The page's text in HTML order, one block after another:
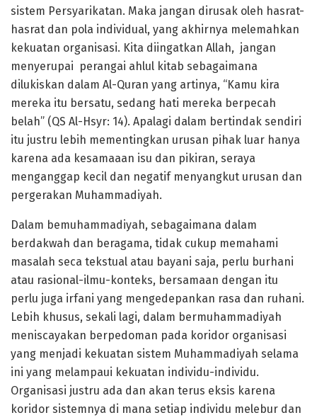
sistem Persyarikatan. Maka jangan dirusak oleh hasrat-
hasrat dan pola individual, yang akhirnya melemahkan
kekuatan organisasi. Kita diingatkan Allah, jangan
menyerupai perangai ahlul kitab sebagaimana
dilukiskan dalam Al-Quran yang artinya, “Kamu kira
mereka itu bersatu, sedang hati mereka berpecah
belah” (QS Al-Hsyr: 14). Apalagi dalam bertindak sendiri
itu justru lebih mementingkan urusan pihak luar hanya
karena ada kesamaaan isu dan pikiran, seraya
menganggap kecil dan negatif menyangkut urusan dan
pergerakan Muhammadiyah.
Dalam bemuhammadiyah, sebagaimana dalam
berdakwah dan beragama, tidak cukup memahami
masalah seca tekstual atau bayani saja, perlu burhani
atau rasional-ilmu-konteks, bersamaan dengan itu
perlu juga irfani yang mengedepankan rasa dan ruhani.
Lebih khusus, sekali lagi, dalam bermuhammadiyah
meniscayakan berpedoman pada koridor organisasi
yang menjadi kekuatan sistem Muhammadiyah selama
ini yang melampaui kekuatan individu-individu.
Organisasi justru ada dan akan terus eksis karena
koridor sistemnya di mana setiap individu melebur dan